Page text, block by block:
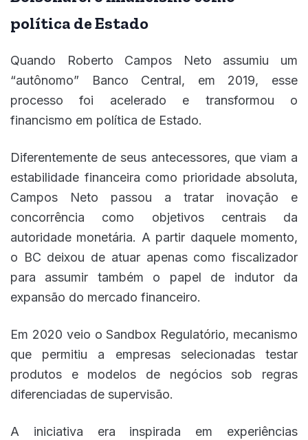
política de Estado
Quando Roberto Campos Neto assumiu um
“autônomo” Banco Central, em 2019, esse
processo foi acelerado e transformou o
financismo em política de Estado.
Diferentemente de seus antecessores, que viam a
estabilidade financeira como prioridade absoluta,
Campos Neto passou a tratar inovação e
concorrência como objetivos centrais da
autoridade monetária. A partir daquele momento,
o BC deixou de atuar apenas como fiscalizador
para assumir também o papel de indutor da
expansão do mercado financeiro.
Em 2020 veio o Sandbox Regulatório, mecanismo
que permitiu a empresas selecionadas testar
produtos e modelos de negócios sob regras
diferenciadas de supervisão.
A iniciativa era inspirada em experiências